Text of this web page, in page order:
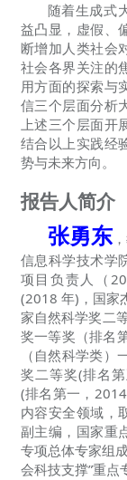
随着生成式
益凸显，虚假、
断增加人类社会
社会各界关注的
用方面的探索与
信三个层面分析
上述三个层面开
结合以上实践经
势与未来方向。
报告人简介
张勇东
信息科学技术学
项目负责人（
(2018 年)，国家
家自然科学奖二
奖一等奖（排名
（自然科学类
奖二等奖(排名
(排名第一，
内容安全领域，
副主编，国家重
专项总体专家组
会科技支撑”重点